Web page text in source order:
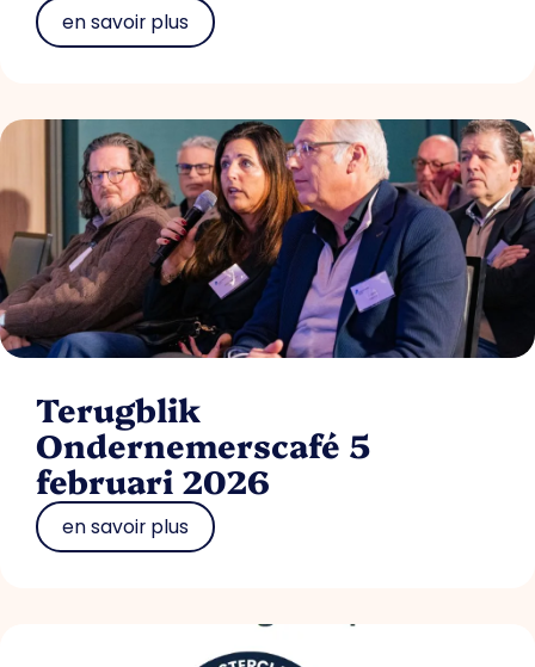
en savoir plus
Terugblik
Ondernemerscafé 5
februari 2026
en savoir plus